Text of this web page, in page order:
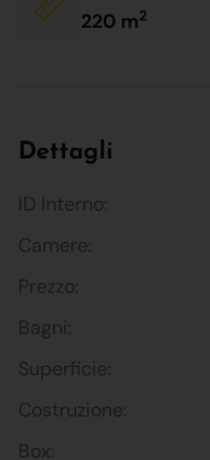
220 m2
Dettagli
ID Interno:
Camere:
Prezzo:
Bagni:
Superficie:
Costruzione:
Box: